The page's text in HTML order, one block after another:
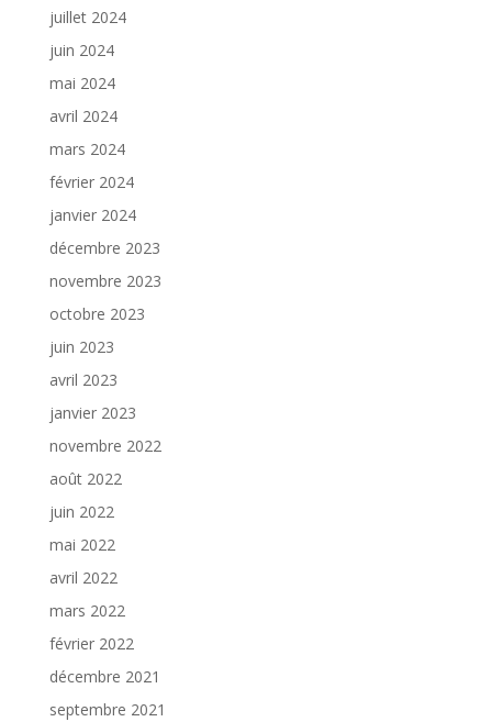
juillet 2024
juin 2024
mai 2024
avril 2024
mars 2024
février 2024
janvier 2024
décembre 2023
novembre 2023
octobre 2023
juin 2023
avril 2023
janvier 2023
novembre 2022
août 2022
juin 2022
mai 2022
avril 2022
mars 2022
février 2022
décembre 2021
septembre 2021